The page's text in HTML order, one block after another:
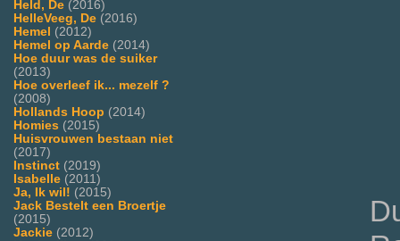
Held, De (2016)
HelleVeeg, De (2016)
Hemel (2012)
Hemel op Aarde (2014)
Hoe duur was de suiker
(2013)
Hoe overleef ik... mezelf ?
(2008)
Hollands Hoop (2014)
Homies (2015)
Huisvrouwen bestaan niet
(2017)
Instinct (2019)
Isabelle (2011)
Ja, Ik wil! (2015)
Jack Bestelt een Broertje
(2015)
Jackie (2012)